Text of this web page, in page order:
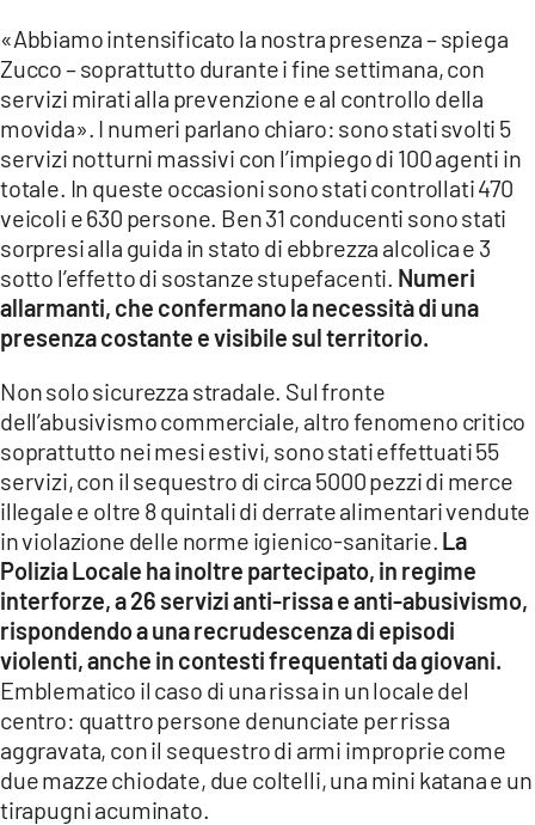
APPLE
«Abbiamo intensificato la nostra presenza – spiega
Zucco – soprattutto durante i fine settimana, con
servizi mirati alla prevenzione e al controllo della
movida». I numeri parlano chiaro: sono stati svolti 5
servizi notturni massivi con l’impiego di 100 agenti in
totale. In queste occasioni sono stati controllati 470
veicoli e 630 persone. Ben 31 conducenti sono stati
sorpresi alla guida in stato di ebbrezza alcolica e 3
sotto l’effetto di sostanze stupefacenti. Numeri
allarmanti, che confermano la necessità di una
presenza costante e visibile sul territorio.
Non solo sicurezza stradale. Sul fronte
dell’abusivismo commerciale, altro fenomeno critico
soprattutto nei mesi estivi, sono stati effettuati 55
servizi, con il sequestro di circa 5000 pezzi di merce
illegale e oltre 8 quintali di derrate alimentari vendute
in violazione delle norme igienico-sanitarie. La
Polizia Locale ha inoltre partecipato, in regime
interforze, a 26 servizi anti-rissa e anti-abusivismo,
rispondendo a una recrudescenza di episodi
violenti, anche in contesti frequentati da giovani.
Emblematico il caso di una rissa in un locale del
centro: quattro persone denunciate per rissa
aggravata, con il sequestro di armi improprie come
due mazze chiodate, due coltelli, una mini katana e un
tirapugni acuminato.